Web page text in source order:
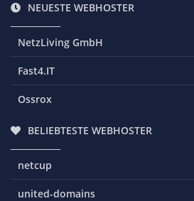
NEUESTE WEBHOSTER
NetzLiving GmbH
Fast4.IT
Ossrox
BELIEBTESTE WEBHOSTER
netcup
united-domains